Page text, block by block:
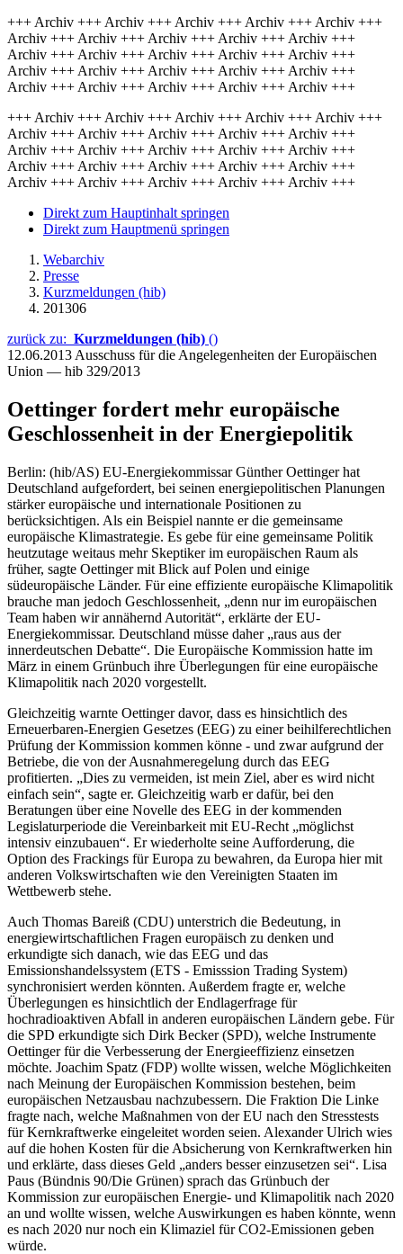
+++ Archiv +++ Archiv +++ Archiv +++ Archiv +++ Archiv +++
Archiv +++ Archiv +++ Archiv +++ Archiv +++ Archiv +++
Archiv +++ Archiv +++ Archiv +++ Archiv +++ Archiv +++
Archiv +++ Archiv +++ Archiv +++ Archiv +++ Archiv +++
Archiv +++ Archiv +++ Archiv +++ Archiv +++ Archiv +++
+++ Archiv +++ Archiv +++ Archiv +++ Archiv +++ Archiv +++
Archiv +++ Archiv +++ Archiv +++ Archiv +++ Archiv +++
Archiv +++ Archiv +++ Archiv +++ Archiv +++ Archiv +++
Archiv +++ Archiv +++ Archiv +++ Archiv +++ Archiv +++
Archiv +++ Archiv +++ Archiv +++ Archiv +++ Archiv +++
Direkt zum Hauptinhalt springen
Direkt zum Hauptmenü springen
Webarchiv
Presse
Kurzmeldungen (hib)
201306
zurück zu: Kurzmeldungen (hib) ()
12.06.2013 Ausschuss für die Angelegenheiten der Europäischen
Union — hib 329/2013
Oettinger fordert mehr europäische
Geschlossenheit in der Energiepolitik
Berlin: (hib/AS) EU-Energiekommissar Günther Oettinger hat
Deutschland aufgefordert, bei seinen energiepolitischen Planungen
stärker europäische und internationale Positionen zu
berücksichtigen. Als ein Beispiel nannte er die gemeinsame
europäische Klimastrategie. Es gebe für eine gemeinsame Politik
heutzutage weitaus mehr Skeptiker im europäischen Raum als
früher, sagte Oettinger mit Blick auf Polen und einige
südeuropäische Länder. Für eine effiziente europäische Klimapolitik
brauche man jedoch Geschlossenheit, „denn nur im europäischen
Team haben wir annähernd Autorität“, erklärte der EU-
Energiekommissar. Deutschland müsse daher „raus aus der
innerdeutschen Debatte“. Die Europäische Kommission hatte im
März in einem Grünbuch ihre Überlegungen für eine europäische
Klimapolitik nach 2020 vorgestellt.
Gleichzeitig warnte Oettinger davor, dass es hinsichtlich des
Erneuerbaren-Energien Gesetzes (EEG) zu einer beihilferechtlichen
Prüfung der Kommission kommen könne - und zwar aufgrund der
Betriebe, die von der Ausnahmeregelung durch das EEG
profitierten. „Dies zu vermeiden, ist mein Ziel, aber es wird nicht
einfach sein“, sagte er. Gleichzeitig warb er dafür, bei den
Beratungen über eine Novelle des EEG in der kommenden
Legislaturperiode die Vereinbarkeit mit EU-Recht „möglichst
intensiv einzubauen“. Er wiederholte seine Aufforderung, die
Option des Frackings für Europa zu bewahren, da Europa hier mit
anderen Volkswirtschaften wie den Vereinigten Staaten im
Wettbewerb stehe.
Auch Thomas Bareiß (CDU) unterstrich die Bedeutung, in
energiewirtschaftlichen Fragen europäisch zu denken und
erkundigte sich danach, wie das EEG und das
Emissionshandelssystem (ETS - Emisssion Trading System)
synchronisiert werden könnten. Außerdem fragte er, welche
Überlegungen es hinsichtlich der Endlagerfrage für
hochradioaktiven Abfall in anderen europäischen Ländern gebe. Für
die SPD erkundigte sich Dirk Becker (SPD), welche Instrumente
Oettinger für die Verbesserung der Energieeffizienz einsetzen
möchte. Joachim Spatz (FDP) wollte wissen, welche Möglichkeiten
nach Meinung der Europäischen Kommission bestehen, beim
europäischen Netzausbau nachzubessern. Die Fraktion Die Linke
fragte nach, welche Maßnahmen von der EU nach den Stresstests
für Kernkraftwerke eingeleitet worden seien. Alexander Ulrich wies
auf die hohen Kosten für die Absicherung von Kernkraftwerken hin
und erklärte, dass dieses Geld „anders besser einzusetzen sei“. Lisa
Paus (Bündnis 90/Die Grünen) sprach das Grünbuch der
Kommission zur europäischen Energie- und Klimapolitik nach 2020
an und wollte wissen, welche Auswirkungen es haben könnte, wenn
es nach 2020 nur noch ein Klimaziel für CO2-Emissionen geben
würde.